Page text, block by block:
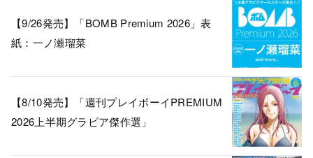
【9/26発売】「BOMB Premium 2026」表
紙：一ノ瀬瑠菜
【8/10発売】「週刊プレイボーイPREMIUM
2026上半期グラビア傑作選」